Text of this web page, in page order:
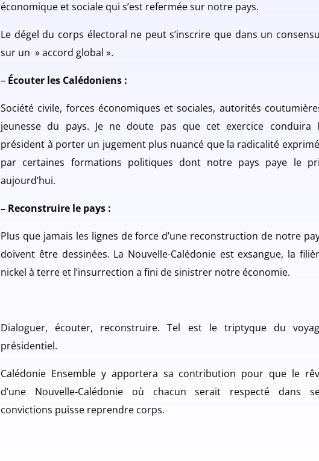
économique et sociale qui s’est refermée sur notre pays.
Le dégel du corps électoral ne peut s’inscrire que dans un
sur un » accord global ».
– Écouter les Calédoniens :
Société civile, forces économiques et sociales, autorités
jeunesse du pays. Je ne doute pas que cet exercice conduira
président à porter un jugement plus nuancé que la radicalité
par certaines formations politiques dont notre pays paye le
aujourd’hui.
– Reconstruire le pays :
Plus que jamais les lignes de force d’une reconstruction de notre
doivent être dessinées. La Nouvelle-Calédonie est exsangue, la
nickel à terre et l’insurrection a fini de sinistrer notre économie.
Dialoguer, écouter, reconstruire.Tel est le triptyque du
présidentiel.
Calédonie Ensemble y apportera sa contribution pour que le
d’une Nouvelle-Calédonie où chacun serait respecté dans
convictions puisse reprendre corps.